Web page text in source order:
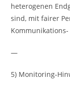
heterogenen
sind, mit fairer
—
5)